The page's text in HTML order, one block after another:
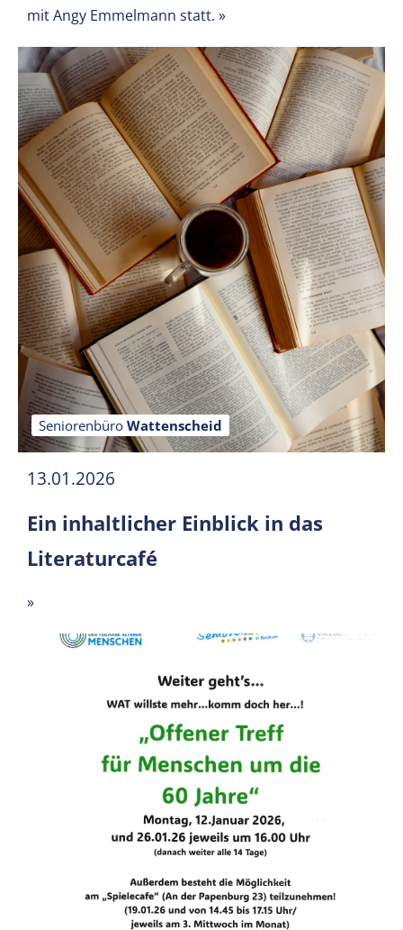
mit Angy Emmelmann statt. »
Seniorenbüro Wattenscheid
13.01.2026
Ein inhaltlicher Einblick in das
Literaturcafé
»